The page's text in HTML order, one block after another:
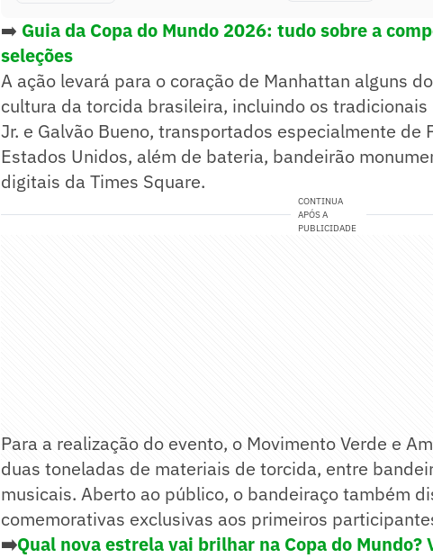
➡️ Guia da Copa do Mundo 2026: tudo sobre a
seleções
A ação levará para o coração de Manhattan alguns
cultura da torcida brasileira, incluindo os tradicionais
Jr. e Galvão Bueno, transportados especialmente de
Estados Unidos, além de bateria, bandeirão
digitais da Times Square.
CONTINUA
APÓS A
PUBLICIDADE
Para a realização do evento, o Movimento Verde e
duas toneladas de materiais de torcida, entre
musicais. Aberto ao público, o bandeiraço também
comemorativas exclusivas aos primeiros
➡️Qual nova estrela vai brilhar na Copa do Mundo?